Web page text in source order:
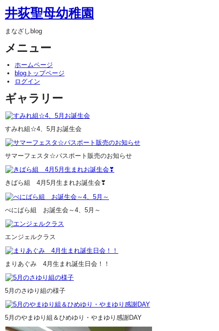
井荻聖母幼稚園
まなざしblog
メニュー
ホームページ
blogトップページ
ログイン
ギャラリー
すみれ組☆4、5月お誕生会
サマーフェスタ☆パスポート販売のお知らせ
きばら組 4月5月生まれお誕生会❣
べにばら組 お誕生会～4、5月～
エンジェルクラス
まりあぐみ 4月生まれ誕生日会！！
5月のさゆり組の様子
5月のやまゆり組＆ひめゆり・やまゆり感謝DAY